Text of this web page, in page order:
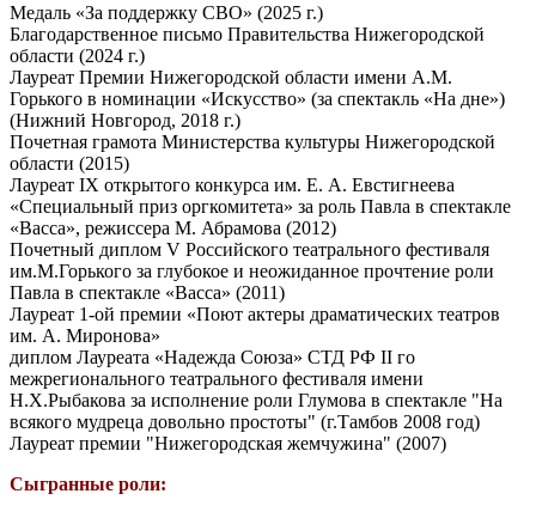
Медаль «За поддержку СВО» (2025 г.)
Благодарственное письмо Правительства Нижегородской
области (2024 г.)
Лауреат Премии Нижегородской области имени А.М.
Горького в номинации «Искусство» (за спектакль «На дне»)
(Нижний Новгород, 2018 г.)
Почетная грамота Министерства культуры Нижегородской
области (2015)
Лауреат IX открытого конкурса им. Е. А. Евстигнеева
«Специальный приз оргкомитета» за роль Павла в спектакле
«Васса», режиссера М. Абрамова (2012)
Почетный диплом V Российского театрального фестиваля
им.М.Горького за глубокое и неожиданное прочтение роли
Павла в спектакле «Васса» (2011)
Лауреат 1-ой премии «Поют актеры драматических театров
им. А. Миронова»
диплом Лауреата «Надежда Союза» СТД РФ II го
межрегионального театрального фестиваля имени
Н.Х.Рыбакова за исполнение роли Глумова в спектакле "На
всякого мудреца довольно простоты" (г.Тамбов 2008 год)
Лауреат премии "Нижегородская жемчужина" (2007)
Сыгранные роли: